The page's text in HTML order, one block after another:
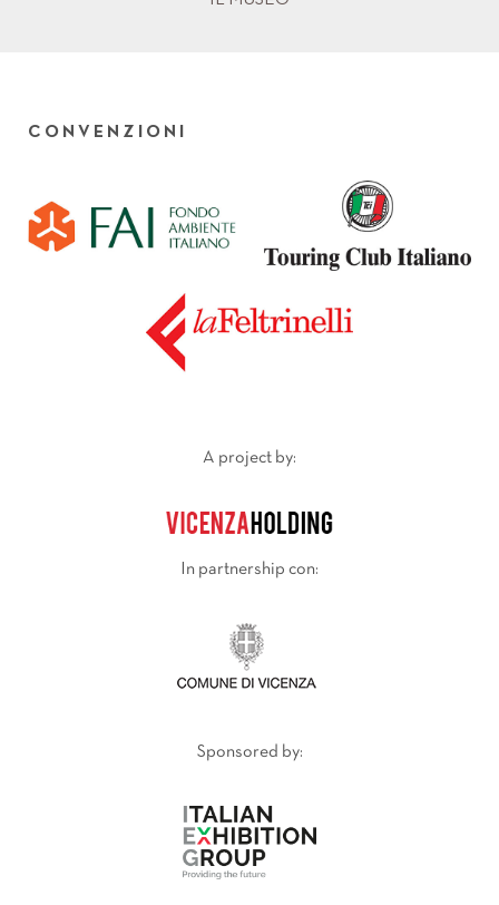
CONVENZIONI
A project by:
In partnership con:
Sponsored by: